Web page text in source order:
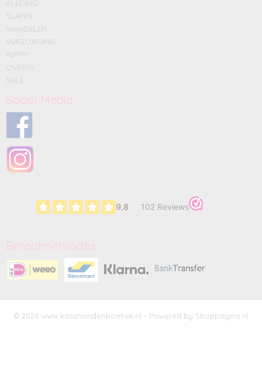
KLEDING
SLAPEN
WANDELEN
VERZORGING
PUPPY
OVERIG
SALE
Social Media
Betaalmethodes
© 2026 www.kasahondenboetiek.nl - Powered by Shoppagina.nl